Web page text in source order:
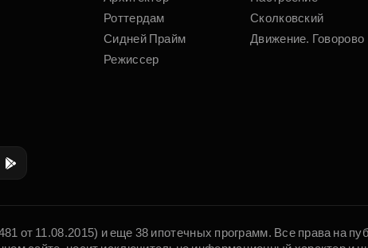
Роттердам
Сидней Прайм
Режиссер
Сколковский
Движение. Говорово
от 11.08.2015) и еще 38 ипотечных программ. Все права на